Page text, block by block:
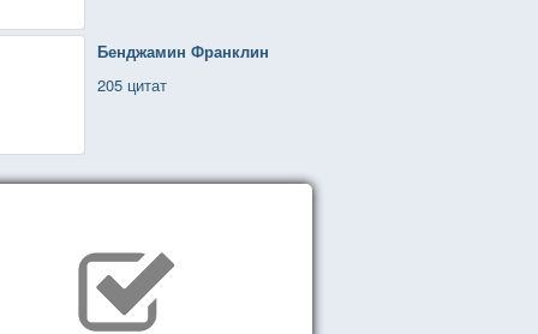
Бенджамин Франклин
205 цитат